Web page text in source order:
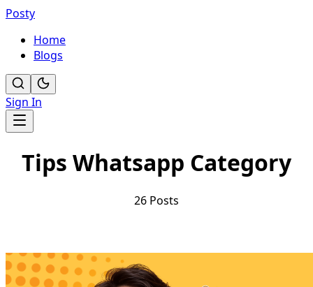
Posty
Home
Blogs
Sign In
Tips Whatsapp Category
26 Posts